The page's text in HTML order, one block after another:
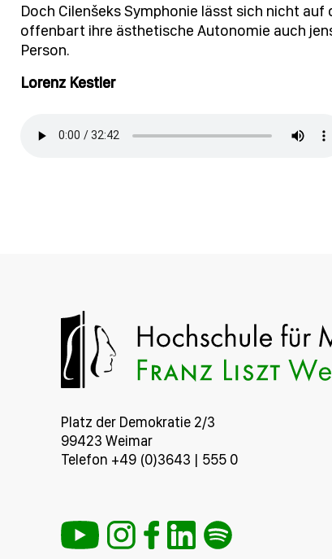
Doch Cilenšeks Symphonie lässt sich nicht
offenbart ihre ästhetische Autonomie auch
Person.
Lorenz Kestler
Platz der Demokratie 2/3
99423 Weimar
Telefon +49 (0)3643 | 555 0